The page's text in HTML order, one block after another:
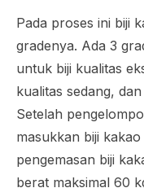
Pada proses ini biji
gradenya. Ada 3
untuk biji kualitas
kualitas sedang,
Setelah
masukkan biji
pengemasan biji
berat maksimal 60